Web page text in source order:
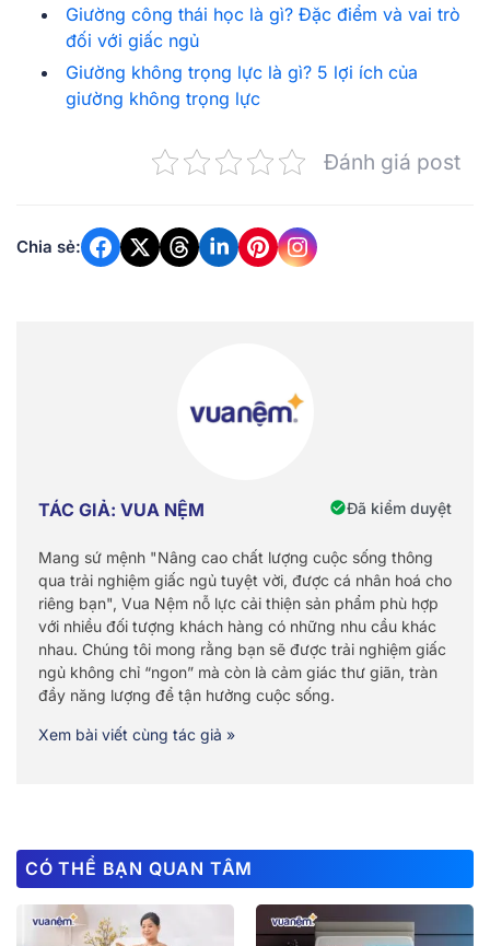
Giường công thái học là gì? Đặc điểm và vai trò
đối với giấc ngủ
Giường không trọng lực là gì? 5 lợi ích của
giường không trọng lực
Đánh giá post
Chia sẻ:
TÁC GIẢ: VUA NỆM Đã kiểm duyệt
Mang sứ mệnh "Nâng cao chất lượng cuộc sống thông
qua trải nghiệm giấc ngủ tuyệt vời, được cá nhân hoá cho
riêng bạn", Vua Nệm nỗ lực cải thiện sản phẩm phù hợp
với nhiều đối tượng khách hàng có những nhu cầu khác
nhau. Chúng tôi mong rằng bạn sẽ được trải nghiệm giấc
ngủ không chỉ “ngon” mà còn là cảm giác thư giãn, tràn
đầy năng lượng để tận hưởng cuộc sống.
Xem bài viết cùng tác giả »
CÓ THỂ BẠN QUAN TÂM